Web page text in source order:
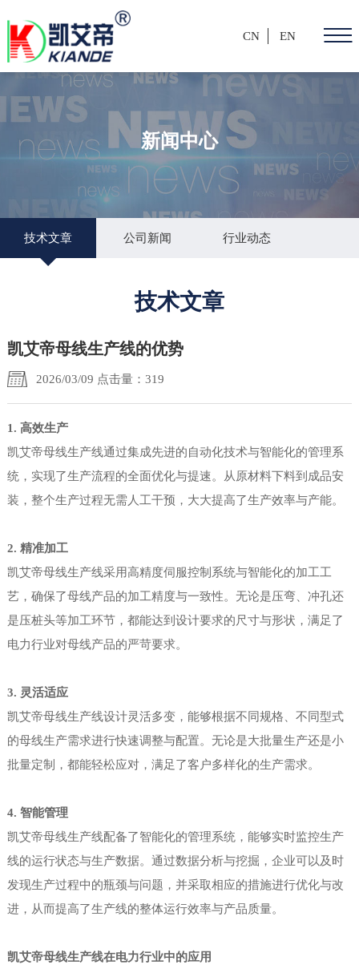
CN EN
新闻中心
技术文章 公司新闻 行业动态
技术文章
凯艾帝母线生产线的优势
2026/03/09 点击量：319
1. 高效生产
凯艾帝母线生产线通过集成先进的自动化技术与智能化的管理系
统，实现了生产流程的全面优化与提速。从原材料下料到成品安
装，整个生产过程无需人工干预，大大提高了生产效率与产能。
2. 精准加工
凯艾帝母线生产线采用高精度伺服控制系统与智能化的加工工
艺，确保了母线产品的加工精度与一致性。无论是压弯、冲孔还
是压桩头等加工环节，都能达到设计要求的尺寸与形状，满足了
电力行业对母线产品的严苛要求。
3. 灵活适应
凯艾帝母线生产线设计灵活多变，能够根据不同规格、不同型式
的母线生产需求进行快速调整与配置。无论是大批量生产还是小
批量定制，都能轻松应对，满足了客户多样化的生产需求。
4. 智能管理
凯艾帝母线生产线配备了智能化的管理系统，能够实时监控生产
线的运行状态与生产数据。通过数据分析与挖掘，企业可以及时
发现生产过程中的瓶颈与问题，并采取相应的措施进行优化与改
进，从而提高了生产线的整体运行效率与产品质量。
凯艾帝母线生产线在电力行业中的应用